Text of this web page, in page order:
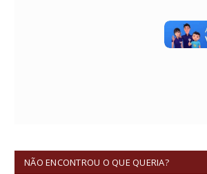
NÃO ENCONTROU O QUE QUERIA?